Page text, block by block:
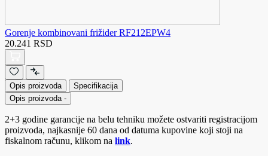
Gorenje kombinovani frižider RF212EPW4
20.241 RSD
Opis proizvoda
Specifikacija
Opis proizvoda -
2+3 godine garancije na belu tehniku možete ostvariti registracijom
proizvoda, najkasnije 60 dana od datuma kupovine koji stoji na
fiskalnom računu, klikom na link.